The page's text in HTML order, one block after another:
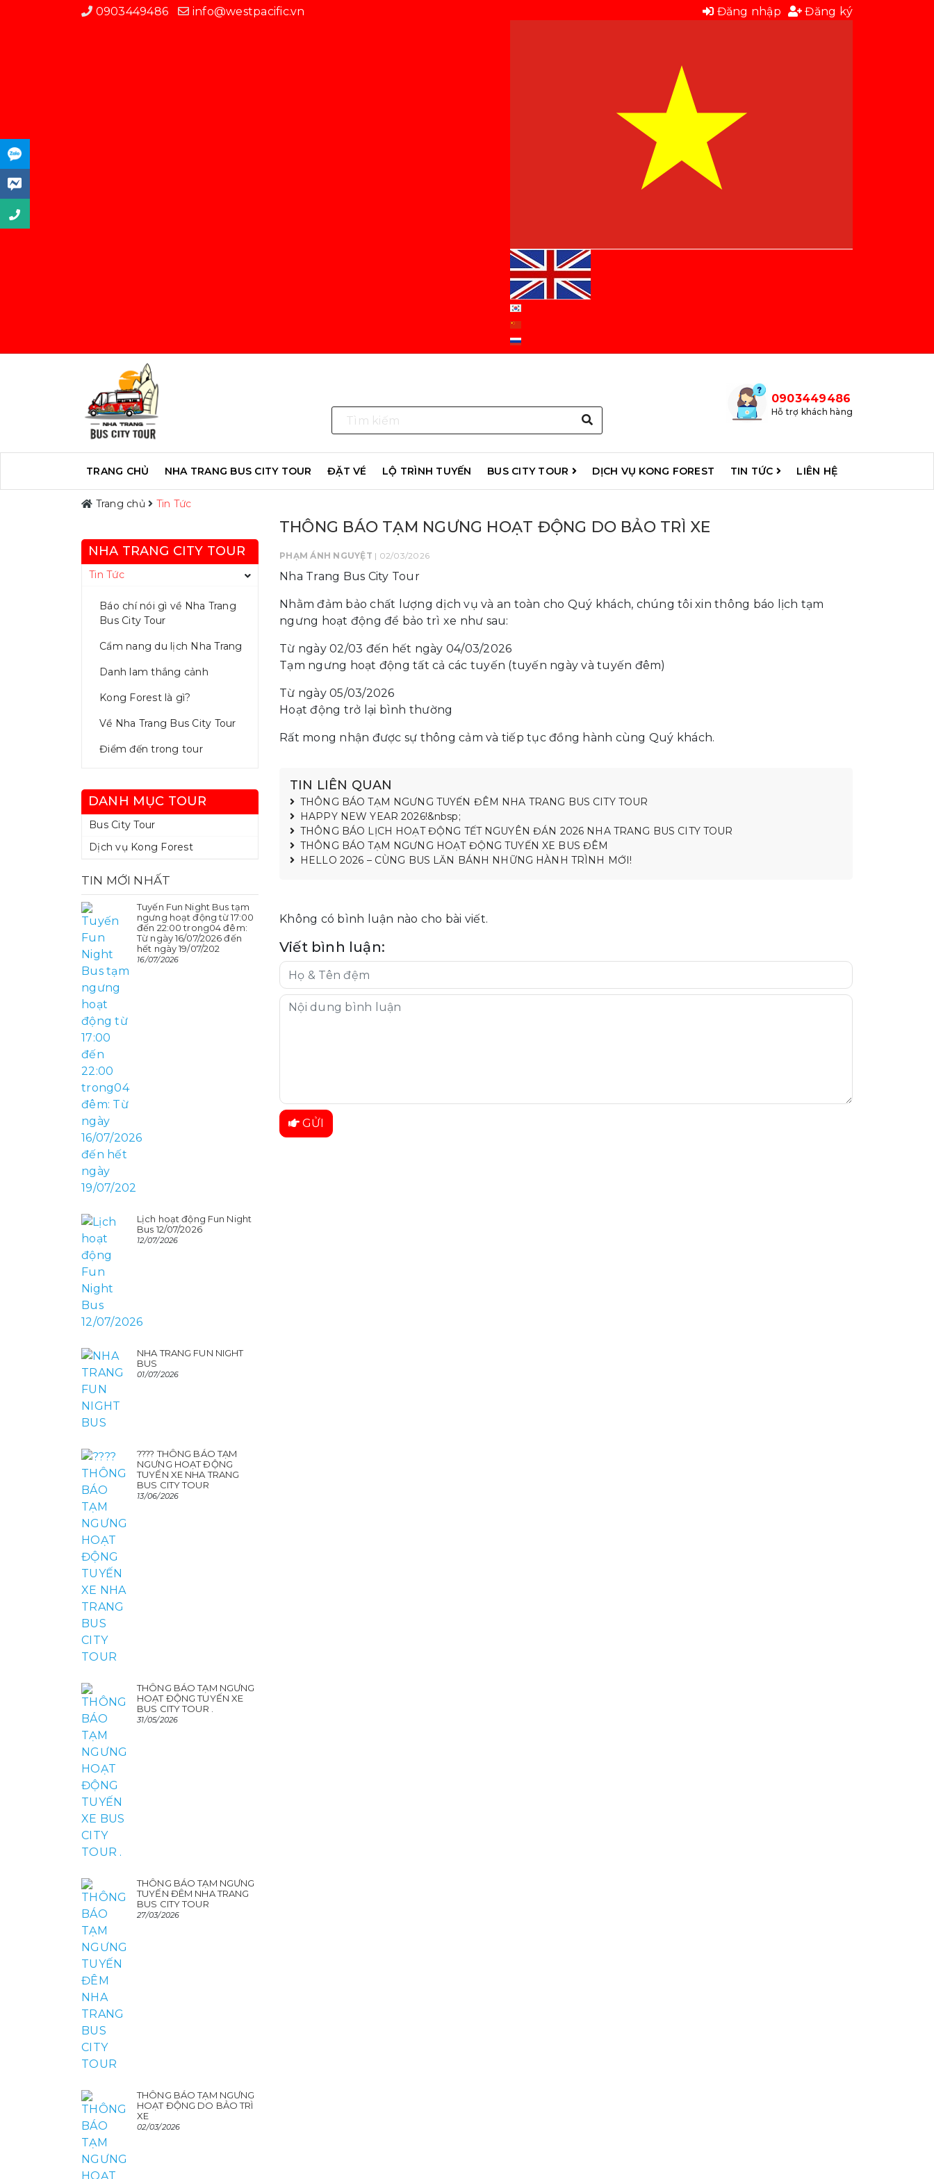
0903449486 info@westpacific.vn Đăng nhập Đăng ký
0903449486
Hỗ trợ khách hàng
TRANG CHỦ NHA TRANG BUS CITY TOUR ĐẶT VÉ LỘ TRÌNH TUYẾN BUS CITY TOUR DỊCH VỤ KONG FOREST TIN TỨC LIÊN HỆ
Trang chủ Tin Tức
NHA TRANG CITY TOUR
Tin Tức
Báo chí nói gì về Nha Trang
Bus City Tour
Cẩm nang du lịch Nha Trang
Danh lam thắng cảnh
Kong Forest là gì?
Về Nha Trang Bus City Tour
Điểm đến trong tour
DANH MỤC TOUR
Bus City Tour
Dịch vụ Kong Forest
TIN MỚI NHẤT
Tuyến Fun Night Bus tạm
ngưng hoạt động từ 17:00
đến 22:00 trong04 đêm:
Từ ngày 16/07/2026 đến
hết ngày 19/07/202
16/07/2026
Lịch hoạt động Fun Night
Bus 12/07/2026
12/07/2026
NHA TRANG FUN NIGHT
BUS
01/07/2026
???? THÔNG BÁO TẠM
NGƯNG HOẠT ĐỘNG
TUYẾN XE NHA TRANG
BUS CITY TOUR
13/06/2026
THÔNG BÁO TẠM NGƯNG
HOẠT ĐỘNG TUYẾN XE
BUS CITY TOUR .
31/05/2026
THÔNG BÁO TẠM NGƯNG
TUYẾN ĐÊM NHA TRANG
BUS CITY TOUR
27/03/2026
THÔNG BÁO TẠM NGƯNG
HOẠT ĐỘNG DO BẢO TRÌ
XE
02/03/2026
THÔNG BÁO TẠM NGƯNG HOẠT ĐỘNG DO BẢO TRÌ XE
PHẠM ÁNH NGUYỆT | 02/03/2026
Nha Trang Bus City Tour
Nhằm đảm bảo chất lượng dịch vụ và an toàn cho Quý khách, chúng tôi xin thông báo lịch tạm
ngưng hoạt động để bảo trì xe như sau:
Từ ngày 02/03 đến hết ngày 04/03/2026
Tạm ngưng hoạt động tất cả các tuyến (tuyến ngày và tuyến đêm)
Từ ngày 05/03/2026
Hoạt động trở lại bình thường
Rất mong nhận được sự thông cảm và tiếp tục đồng hành cùng Quý khách.
TIN LIÊN QUAN
THÔNG BÁO TẠM NGƯNG TUYẾN ĐÊM NHA TRANG BUS CITY TOUR
HAPPY NEW YEAR 2026!&nbsp;
THÔNG BÁO LỊCH HOẠT ĐỘNG TẾT NGUYÊN ĐÁN 2026 NHA TRANG BUS CITY TOUR
THÔNG BÁO TẠM NGƯNG HOẠT ĐỘNG TUYẾN XE BUS ĐÊM
HELLO 2026 – CÙNG BUS LĂN BÁNH NHỮNG HÀNH TRÌNH MỚI!
Không có bình luận nào cho bài viết.
Viết bình luận:
GỬI